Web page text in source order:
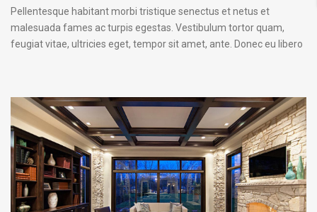
Pellentesque habitant morbi tristique senectus et netus et
malesuada fames ac turpis egestas. Vestibulum tortor quam,
feugiat vitae, ultricies eget, tempor sit amet, ante. Donec eu libero
commodo [...]